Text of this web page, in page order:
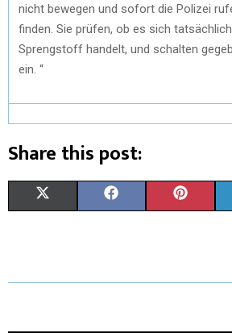
nicht bewegen und sofort die Polizei
finden. Sie prüfen, ob es sich
Sprengstoff handelt, und schalten
ein. “
Share this post:
W E T